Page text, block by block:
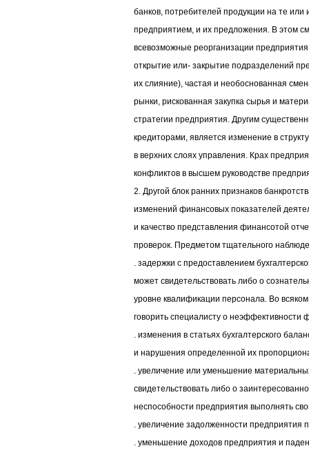
банков, потребителей продукции на те
предприятием, и их предложения. В этом
всевозможные реорганизации
открытие или- закрытие подразделений
их слияние), частая и необоснованная
рынки, рискованная закупка сырья и
стратегии предприятия. Другим
кредиторами, является изменение в
в верхних слоях управления. Крах
конфликтов в высшем руководстве
2. Другой блок ранних признаков
изменений финансовых показателей
и качество представления финансотой
проверок. Предметом тщательного
. задержки с предоставлением
может свидетельствовать либо о
уровне квалификации персонала. Во
говорить специалисту о неэффективности
. изменения в статьях бухгалтерского
и нарушения определенной их
. увеличение или уменьшение
свидетельствовать либо о
неспособности предприятия выполнять
. увеличение задолженности предприятия
. уменьшение доходов предприятия и